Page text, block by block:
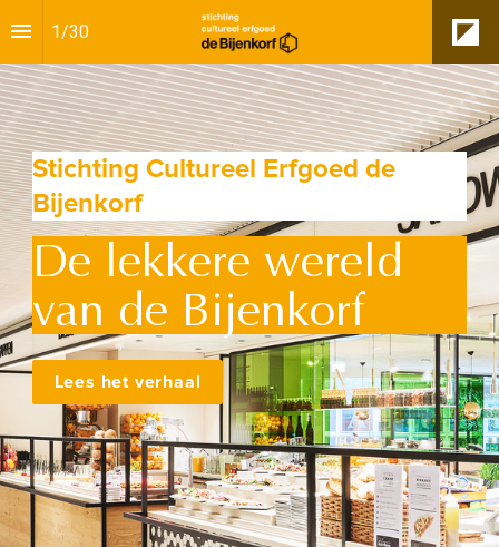
1/30
Stichting Cultureel Erfgoed de
Bijenkorf
De lekkere wereld
van de Bijenkorf
Lees het verhaal